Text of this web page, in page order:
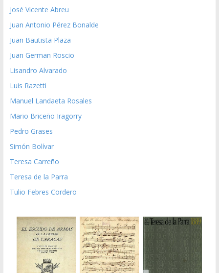
José Vicente Abreu
Juan Antonio Pérez Bonalde
Juan Bautista Plaza
Juan German Roscio
Lisandro Alvarado
Luis Razetti
Manuel Landaeta Rosales
Mario Briceño Iragorry
Pedro Grases
Simón Bolívar
Teresa Carreño
Teresa de la Parra
Tulio Febres Cordero